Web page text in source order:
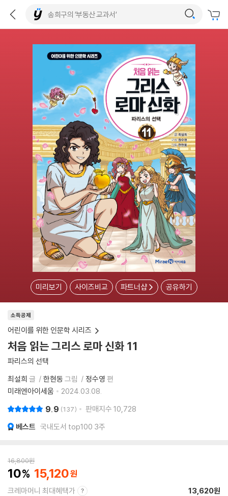
미리보기 사이즈비교 파트너샵 공유하기
소득공제
어린이를 위한 인문학 시리즈
처음 읽는 그리스 로마 신화 11
파리스의 선택
최설희 글 한현동 그림 정수영 편
미래엔아이세움
2024.03.08.
9.9 137 판매지수 10,728
베스트 국내도서 top100 3주
16,800원
10 15,120
크레마머니 최대혜택가 13,620원